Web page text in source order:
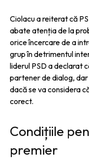
Ciolacu a reiterat că
abate atenția de la
orice încercare de a
grup în detrimentul
liderul PSD a declarat
partener de dialog, dar
dacă se va considera
corect.
Condițiile
premier